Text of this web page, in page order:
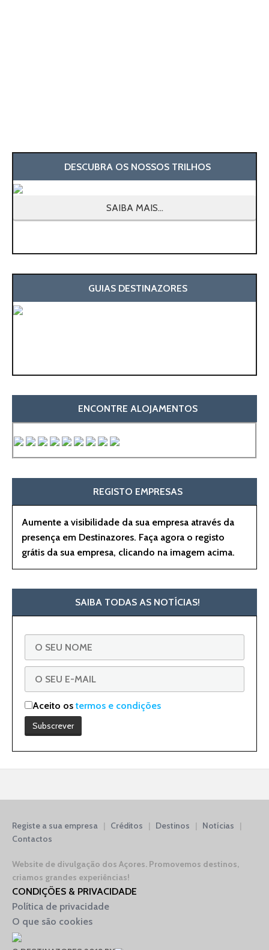
DESCUBRA OS NOSSOS TRILHOS
SAIBA MAIS...
GUIAS DESTINAZORES
ENCONTRE ALOJAMENTOS
REGISTO EMPRESAS
Aumente a visibilidade da sua empresa através da
presença em Destinazores. Faça agora o registo
grátis da sua empresa, clicando na imagem acima.
SAIBA TODAS AS NOTÍCIAS!
Aceito ostermos e condições
Registe a sua empresa | Créditos | Destinos | Notícias |
Contactos
Website de divulgação dos Açores. Promovemos destinos,
criamos grandes experiências!
CONDIÇÕES & PRIVACIDADE
Política de privacidade
O que são cookies